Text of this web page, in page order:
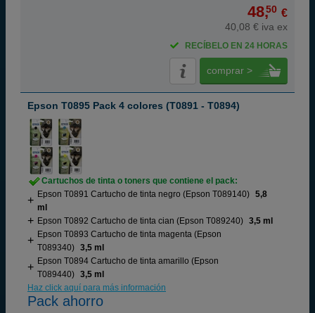
48,50 €
40,08 € iva ex
RECÍBELO EN 24 HORAS
comprar >
Epson T0895 Pack 4 colores (T0891 - T0894)
Cartuchos de tinta o toners que contiene el pack:
Epson T0891 Cartucho de tinta negro (Epson T089140) 5,8
ml
Epson T0892 Cartucho de tinta cian (Epson T089240) 3,5 ml
Epson T0893 Cartucho de tinta magenta (Epson
T089340) 3,5 ml
Epson T0894 Cartucho de tinta amarillo (Epson
T089440) 3,5 ml
Haz click aquí para más información
Pack ahorro